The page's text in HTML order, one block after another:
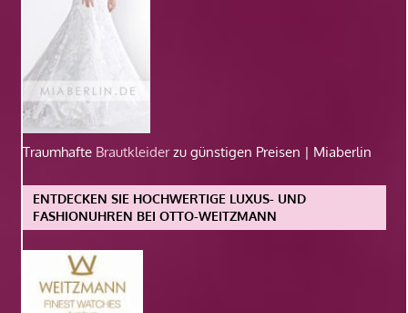
Traumhafte Brautkleiderzu günstigen Preisen | Miaberlin
ENTDECKEN SIE HOCHWERTIGE LUXUS- UND
FASHIONUHREN BEI OTTO-WEITZMANN